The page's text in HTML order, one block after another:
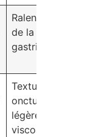
Ralentissement
de la vidange
gastrique
Texture
onctueuse et
légère
viscosité